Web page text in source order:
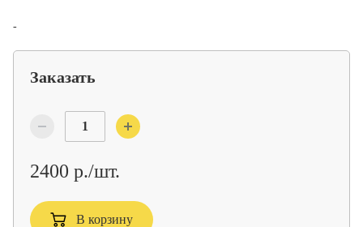
-
Заказать
2400 р./шт.
В корзину